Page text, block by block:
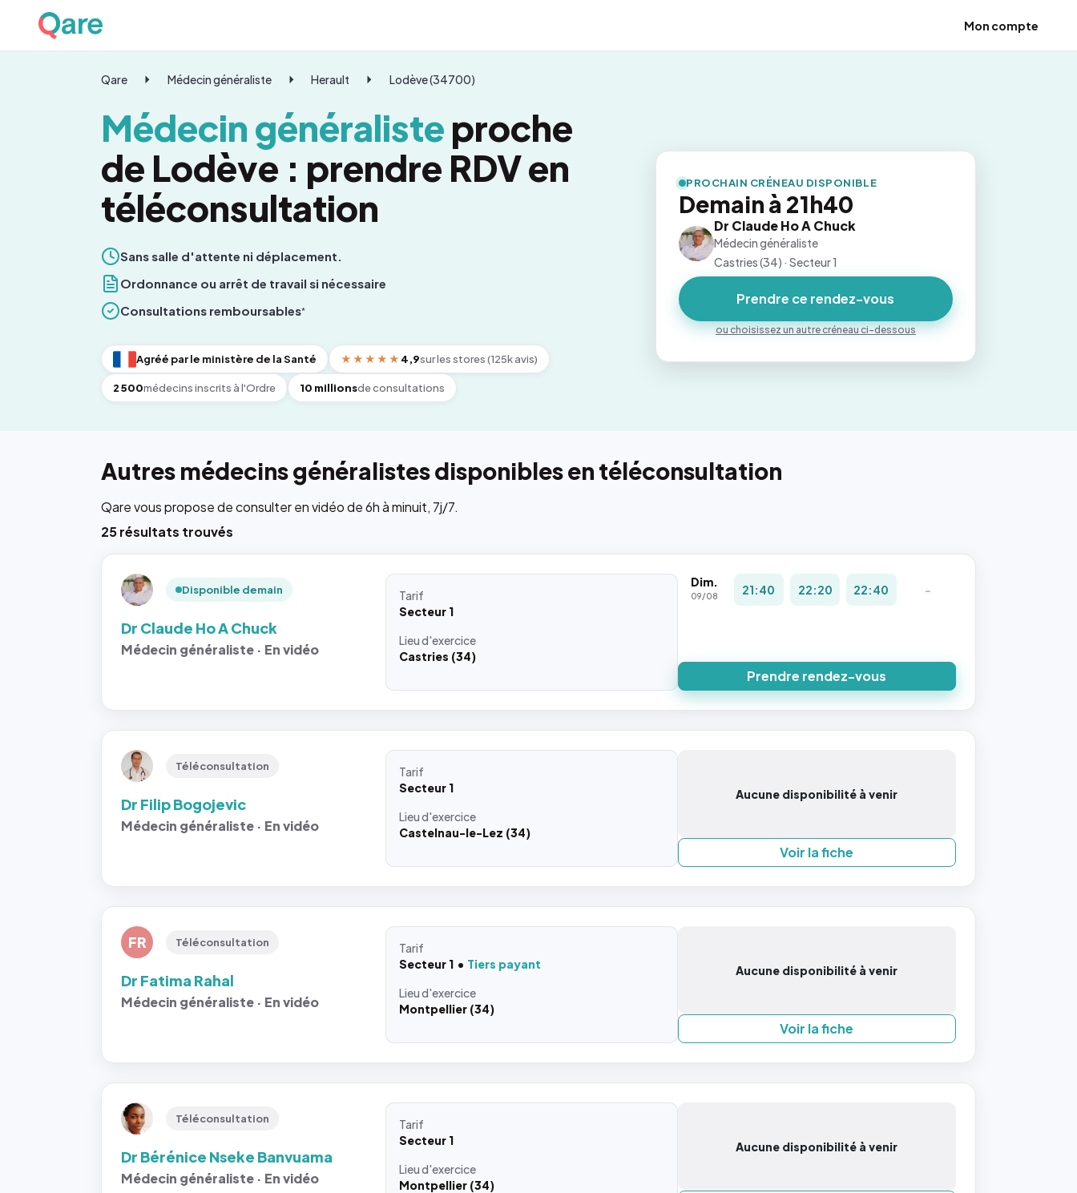
Mon compte
Qare Médecin généraliste Herault Lodève (34700)
Médecin généralisteproche
de Lodève : prendre RDV en
téléconsultation
Sans salle d'attente ni déplacement.
Ordonnance ou arrêt de travail si nécessaire
Consultations remboursables*
Agréé par le ministère de la Santé ★★★★★ 4,9sur les stores (125k avis)
2 500médecins inscrits à l'Ordre 10 millionsde consultations
PROCHAIN CRÉNEAU DISPONIBLE
Demain à 21h40
Dr Claude Ho A Chuck
Médecin généraliste
Castries (34) · Secteur 1
Prendre ce rendez-vous
ou choisissez un autre créneau ci-dessous
Autres médecins généralistes disponibles en téléconsultation
Qare vous propose de consulter en vidéo de 6h à minuit, 7j/7.
25 résultats trouvés
Disponible demain
Dr Claude Ho A Chuck
Médecin généraliste · En vidéo
Tarif
Secteur 1
Lieud'exercice
Castries (34)
Dim.
09/08 21:40 22:20 22:40 -
Prendre rendez-vous
Téléconsultation
Dr Filip Bogojevic
Médecin généraliste · En vidéo
Tarif
Secteur 1
Lieud'exercice
Castelnau-le-Lez (34)
Aucune disponibilité à venir
Voir la fiche
FR Téléconsultation
Dr Fatima Rahal
Médecin généraliste · En vidéo
Tarif
Secteur 1
Tiers payant
Lieud'exercice
Montpellier (34)
Aucune disponibilité à venir
Voir la fiche
Téléconsultation
Dr Bérénice Nseke Banvuama
Médecin généraliste · En vidéo
Tarif
Secteur 1
Lieud'exercice
Montpellier (34)
Aucune disponibilité à venir